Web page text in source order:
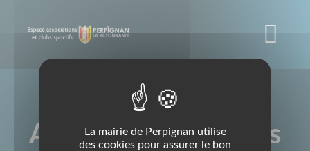
principal
Associations / Clubs
La mairie de Perpignan utilise
des cookies pour assurer le bon